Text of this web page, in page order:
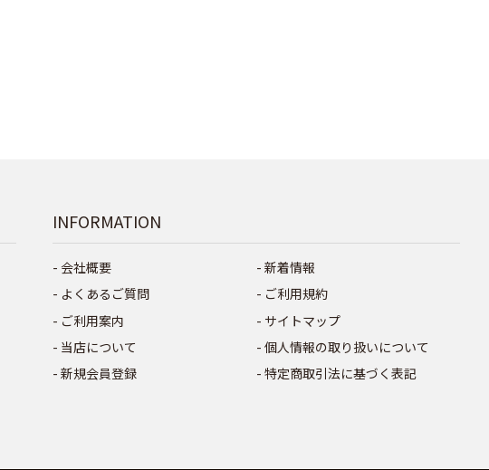
INFORMATION
会社概要
よくあるご質問
ご利用案内
当店について
新規会員登録
新着情報
ご利用規約
サイトマップ
個人情報の取り扱いについて
特定商取引法に基づく表記